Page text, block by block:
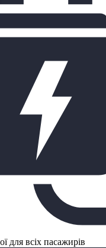
для всіх пасажирів